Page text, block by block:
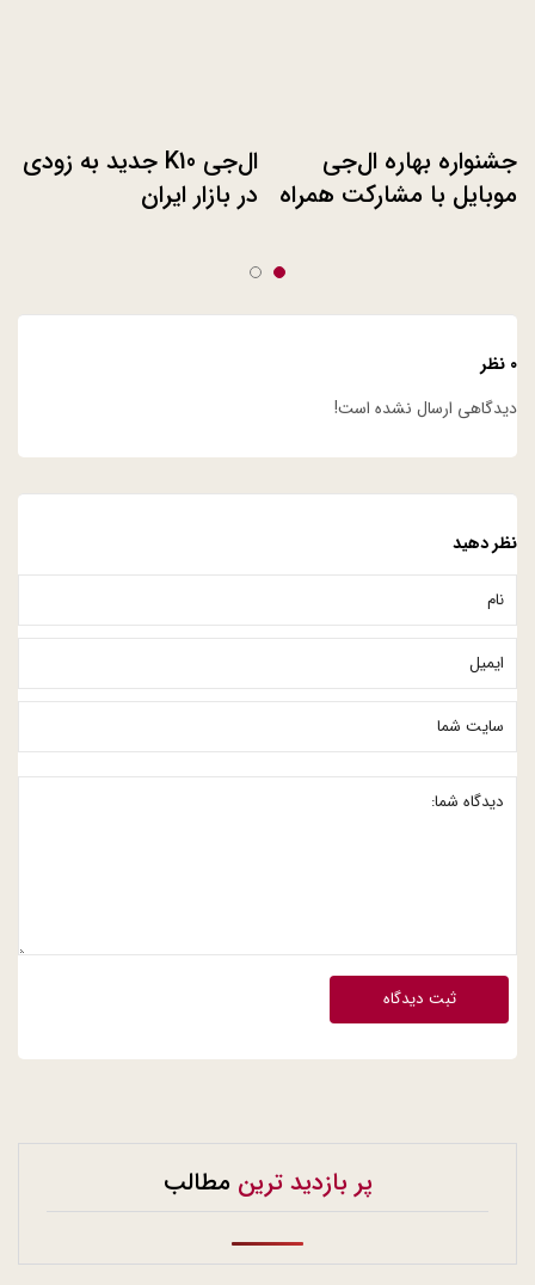
ال‌جی K10 جدید به زودی
در بازار ایران
جشنواره بهاره ال‌جی
موبایل با مشارکت همراه
۰ نظر
دیدگاهی ارسال نشده است!
نظر دهید
ثبت دیدگاه
پر بازدید ترین مطالب